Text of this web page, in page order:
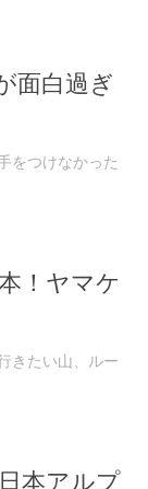
面白過ぎ
をつけなかった
！ヤマケ
きたい山、ルー
本アルプ